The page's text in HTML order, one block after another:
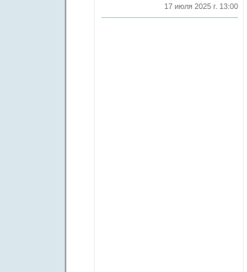
17 июля 2025 г. 13:00